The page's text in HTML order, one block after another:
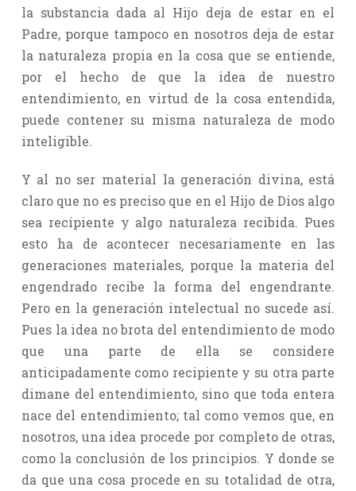
la substancia dada al Hijo deja de estar en el
Padre, porque tampoco en nosotros deja de estar
la naturaleza propia en la cosa que se entiende,
por el hecho de que la idea de nuestro
entendimiento, en virtud de la cosa entendida,
puede contener su misma naturaleza de modo
inteligible.
Y al no ser material la generación divina, está
claro que no es preciso que en el Hijo de Dios algo
sea recipiente y algo naturaleza recibida. Pues
esto ha de acontecer necesariamente en las
generaciones materiales, porque la materia del
engendrado recibe la forma del engendrante.
Pero en la generación intelectual no sucede así.
Pues la idea no brota del entendimiento de modo
que una parte de ella se considere
anticipadamente como recipiente y su otra parte
dimane del entendimiento, sino que toda entera
nace del entendimiento; tal como vemos que, en
nosotros, una idea procede por completo de otras,
como la conclusión de los principios. Y donde se
da que una cosa procede en su totalidad de otra,